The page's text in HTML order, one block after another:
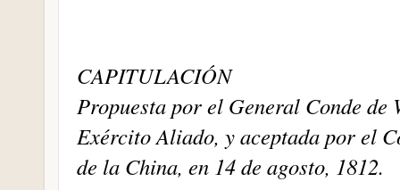
CAPITULACIÓN
Propuesta por el General Conde de
Exército Aliado, y aceptada por el
de la China, en 14 de agosto, 1812.